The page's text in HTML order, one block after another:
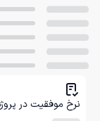
نرخ موفقیت در